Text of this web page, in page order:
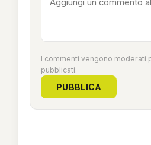
I commenti vengono moderati
pubblicati.
PUBBLICA